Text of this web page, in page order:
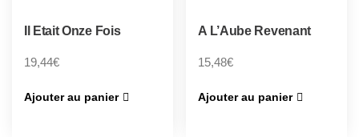
Il Etait Onze Fois
19,44€
Ajouter au panier
A L’Aube Revenant
15,48€
Ajouter au panier